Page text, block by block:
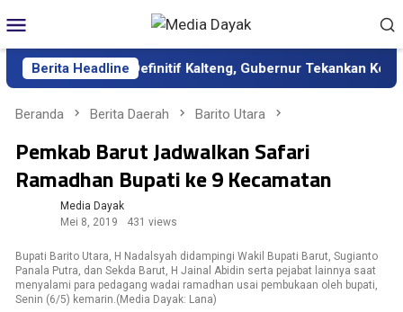
ke
kontenMobile
Berita Headline
Sekda Definitif Kalteng, Gubernur Tekankan Kerja
Beranda Berita Daerah Barito Utara
Pemkab Barut Jadwalkan Safari
Ramadhan Bupati ke 9 Kecamatan
Media Dayak
Mei 8, 2019
431 views
Bupati Barito Utara, H Nadalsyah didampingi Wakil Bupati Barut, Sugianto
Panala Putra, dan Sekda Barut, H Jainal Abidin serta pejabat lainnya saat
menyalami para pedagang wadai ramadhan usai pembukaan oleh bupati,
Senin (6/5) kemarin.(Media Dayak: Lana)